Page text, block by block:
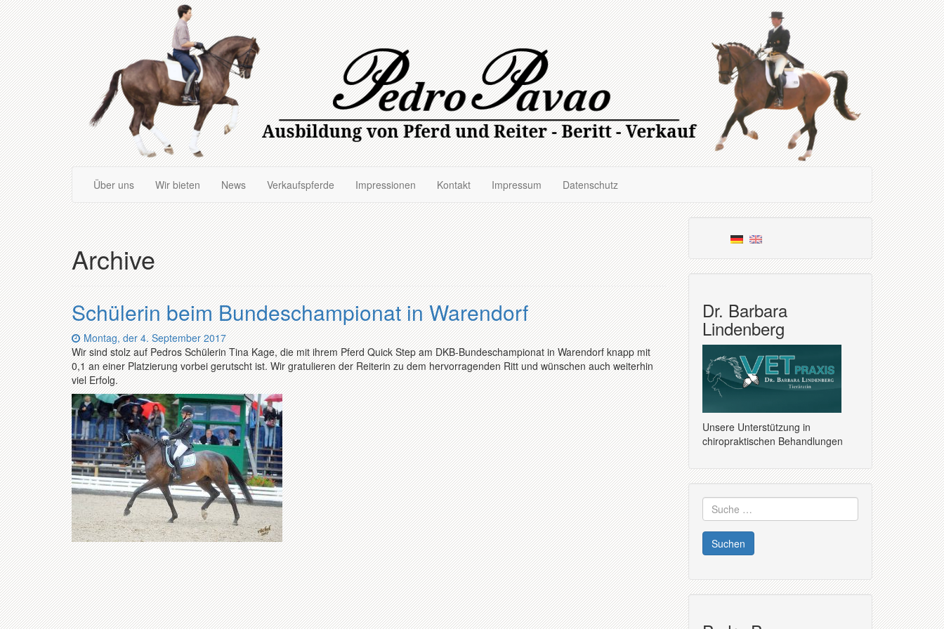
Zum
Hauptinhalt
springen
Über uns Wir bieten News Verkaufspferde Impressionen Kontakt Impressum Datenschutz
Archive
Schülerin beim Bundeschampionat in Warendorf
Datum:
Montag, der 4. September 2017
Wir sind stolz auf Pedros Schülerin Tina Kage, die mit ihrem Pferd Quick Step am DKB-Bundeschampionat in Warendorf knapp mit
0,1 an einer Platzierung vorbei gerutscht ist. Wir gratulieren der Reiterin zu dem hervorragenden Ritt und wünschen auch weiterhin
viel Erfolg.
Dr. Barbara
Lindenberg
Unsere Unterstützung in
chiropraktischen Behandlungen
Suche
nach: